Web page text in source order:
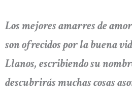
Los mejores amarres de
son ofrecidos por la buena
Llanos, escribiendo su
descubrirás muchas cosas